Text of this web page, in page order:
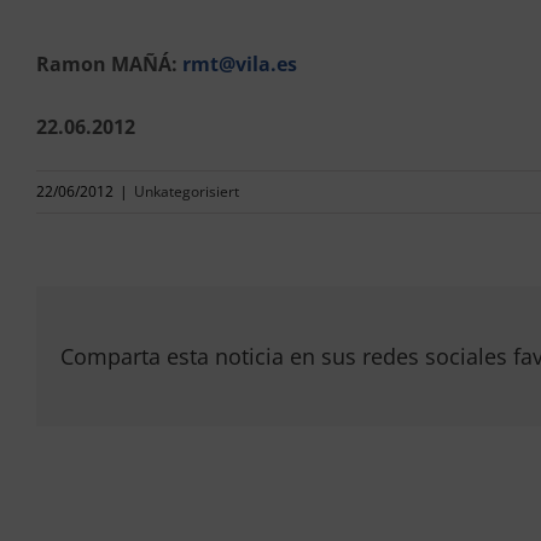
Ramon MAÑÁ: rmt@vila.es
22.06.2012
22/06/2012 | Unkategorisiert
Comparta esta noticia en sus redes sociales